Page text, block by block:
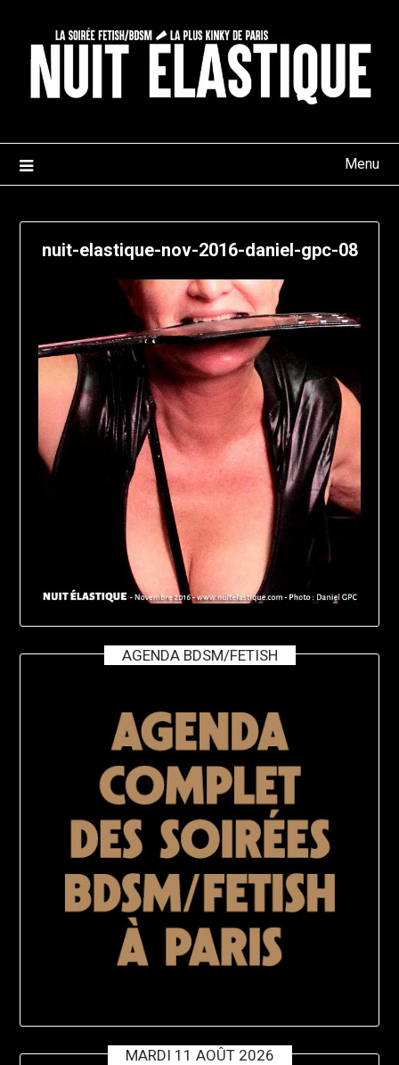
content
Menu
nuit-elastique-nov-2016-daniel-gpc-08
AGENDA BDSM/FETISH
MARDI 11 AOÛT 2026